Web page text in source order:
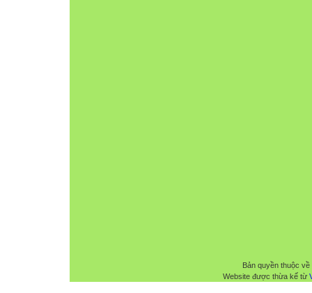
Bản quyền thuộc
Website được thừa kế từ